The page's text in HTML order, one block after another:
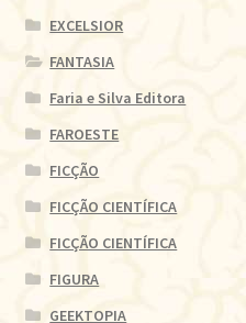
EXCELSIOR
FANTASIA
Faria e Silva Editora
FAROESTE
FICÇÃO
FICÇÃO CIENTÍFICA
FICÇÃO CIENTÍFICA
FIGURA
GEEKTOPIA